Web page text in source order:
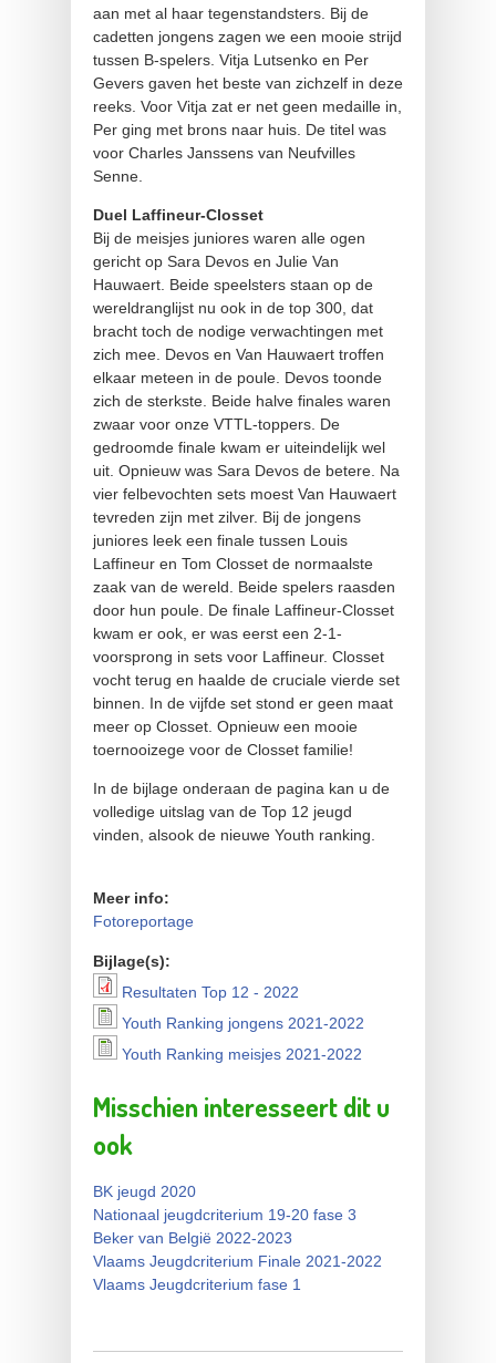
aan met al haar tegenstandsters. Bij de
cadetten jongens zagen we een mooie strijd
tussen B-spelers. Vitja Lutsenko en Per
Gevers gaven het beste van zichzelf in deze
reeks. Voor Vitja zat er net geen medaille in,
Per ging met brons naar huis. De titel was
voor Charles Janssens van Neufvilles
Senne.
Duel Laffineur-Closset
Bij de meisjes juniores waren alle ogen
gericht op Sara Devos en Julie Van
Hauwaert. Beide speelsters staan op de
wereldranglijst nu ook in de top 300, dat
bracht toch de nodige verwachtingen met
zich mee. Devos en Van Hauwaert troffen
elkaar meteen in de poule. Devos toonde
zich de sterkste. Beide halve finales waren
zwaar voor onze VTTL-toppers. De
gedroomde finale kwam er uiteindelijk wel
uit. Opnieuw was Sara Devos de betere. Na
vier felbevochten sets moest Van Hauwaert
tevreden zijn met zilver. Bij de jongens
juniores leek een finale tussen Louis
Laffineur en Tom Closset de normaalste
zaak van de wereld. Beide spelers raasden
door hun poule. De finale Laffineur-Closset
kwam er ook, er was eerst een 2-1-
voorsprong in sets voor Laffineur. Closset
vocht terug en haalde de cruciale vierde set
binnen. In de vijfde set stond er geen maat
meer op Closset. Opnieuw een mooie
toernooizege voor de Closset familie!
In de bijlage onderaan de pagina kan u de
volledige uitslag van de Top 12 jeugd
vinden, alsook de nieuwe Youth ranking.
Meer info:
Fotoreportage
Bijlage(s):
Resultaten Top 12 - 2022
Resultaten Top 12 - 2022
Youth Ranking jongens
Youth Ranking jongens 2021-2022
Youth Ranking meisjes 2021-
2022
Youth Ranking meisjes 2021-2022
Misschien interesseert dit u
ook
BK jeugd 2020
Nationaal jeugdcriterium 19-20 fase 3
Beker van België 2022-2023
Vlaams Jeugdcriterium Finale 2021-2022
Vlaams Jeugdcriterium fase 1